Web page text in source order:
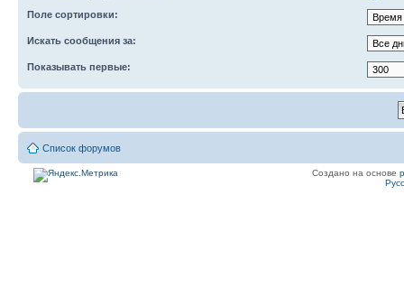
Поле сортировки:
Искать сообщения за:
Показывать первые:
Список форумов
Создано на основе